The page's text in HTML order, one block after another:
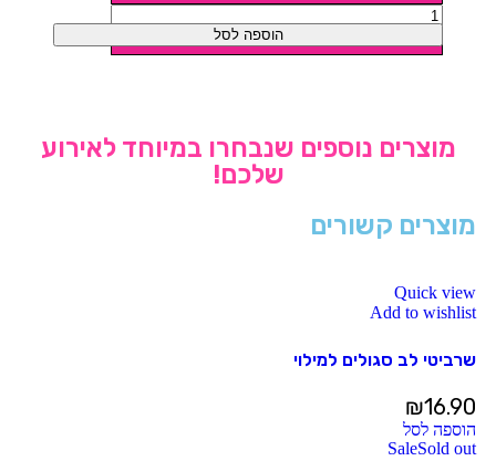
הוספה לסל
מוצרים נוספים שנבחרו במיוחד לאירוע
שלכם!
מוצרים קשורים
Quick view
Add to wishlist
שרביטי לב סגולים למילוי
₪16.90
הוספה לסל
SaleSold out